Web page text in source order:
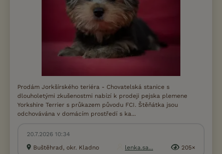
Prodám Jorkšírského teriéra - Chovatelská stanice s
dlouholetými zkušenostmi nabízí k prodeji pejska plemene
Yorkshire Terrier s průkazem původu FCI. Štěňátka jsou
odchovávána v domácím prostředí s ka...
20.7.2026 10:34
Buštěhrad, okr. Kladno
lenka.sa... 205×